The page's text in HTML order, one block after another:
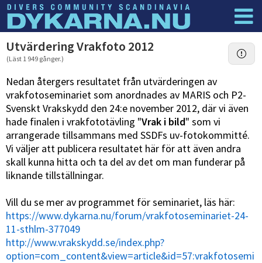
Dyknyheter Logga in
Utvärdering Vrakfoto 2012
(Läst 1 949 gånger.)
Nedan återgers resultatet från utvärderingen av
vrakfotoseminariet som anordnades av MARIS och P2-
Svenskt Vrakskydd den 24:e november 2012, där vi även
hade finalen i vrakfototävling "Vrak i bild" som vi
arrangerade tillsammans med SSDFs uv-fotokommitté.
Vi väljer att publicera resultatet här för att även andra
skall kunna hitta och ta del av det om man funderar på
liknande tillställningar.
Vill du se mer av programmet för seminariet, läs här:
https://www.dykarna.nu/forum/vrakfotoseminariet-24-
11-sthlm-377049
http://www.vrakskydd.se/index.php?
option=com_content&view=article&id=57:vrakfotosemi